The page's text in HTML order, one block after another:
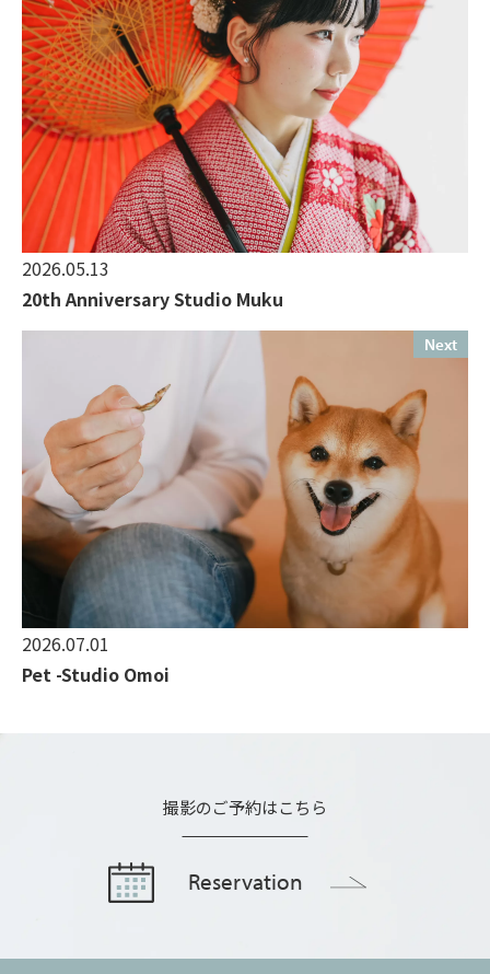
2026.05.13
20th Anniversary Studio Muku
2026.07.01
Pet -Studio Omoi
Next
撮影のご予約はこちら
Reservation